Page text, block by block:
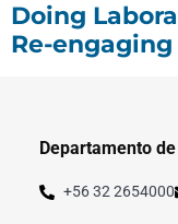
Doing
Re-
Departamento
+56 32 2654000